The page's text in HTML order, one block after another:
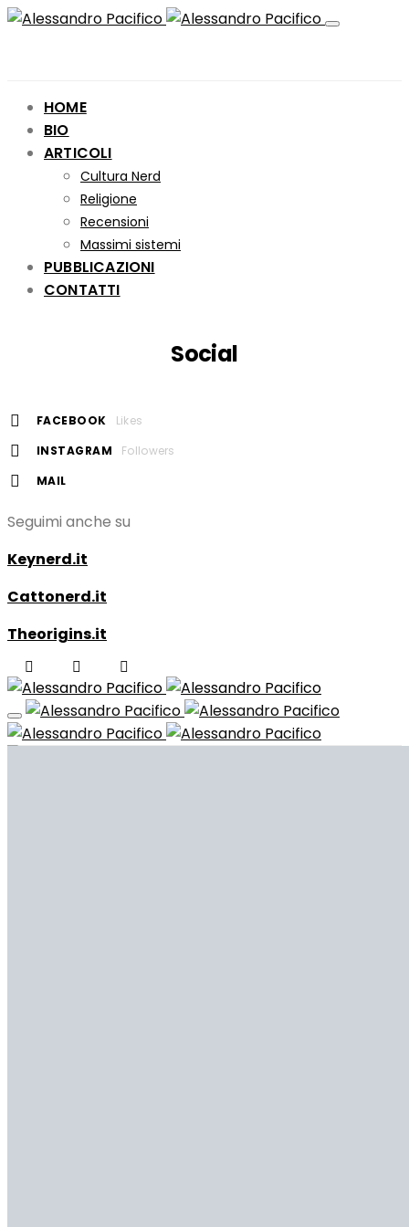
HOME
BIO
ARTICOLI
Cultura Nerd
Religione
Recensioni
Massimi sistemi
PUBBLICAZIONI
CONTATTI
Social
FACEBOOK
Likes
INSTAGRAM
Followers
MAIL
Seguimi anche su
Keynerd.it
Cattonerd.it
Theorigins.it